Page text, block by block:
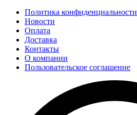
Политика конфиденциальности
Новости
Оплата
Доставка
Контакты
О компании
Пользовательское соглашение